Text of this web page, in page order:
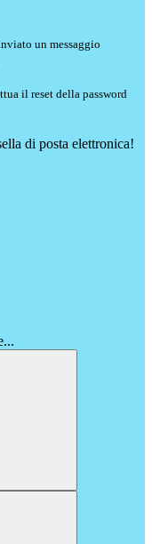
un messaggio
il reset della password
di posta elettronica!